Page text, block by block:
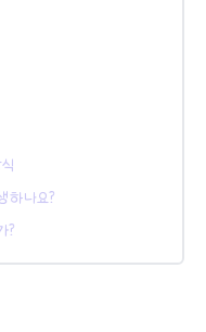
하나요?
?